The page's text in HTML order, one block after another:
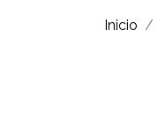
Inicio